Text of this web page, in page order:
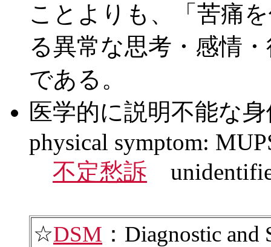
ことよりも、「苦痛
る異常な思考・感情
である。
医学的に説明不能な
physical symptom:
不定愁訴
☆DSM ：Diagnostic